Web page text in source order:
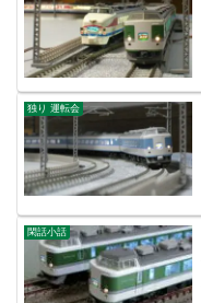
独り 運転会
閑話小話